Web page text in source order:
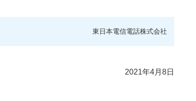
東日本電信電話株式会社
2021年4月8日